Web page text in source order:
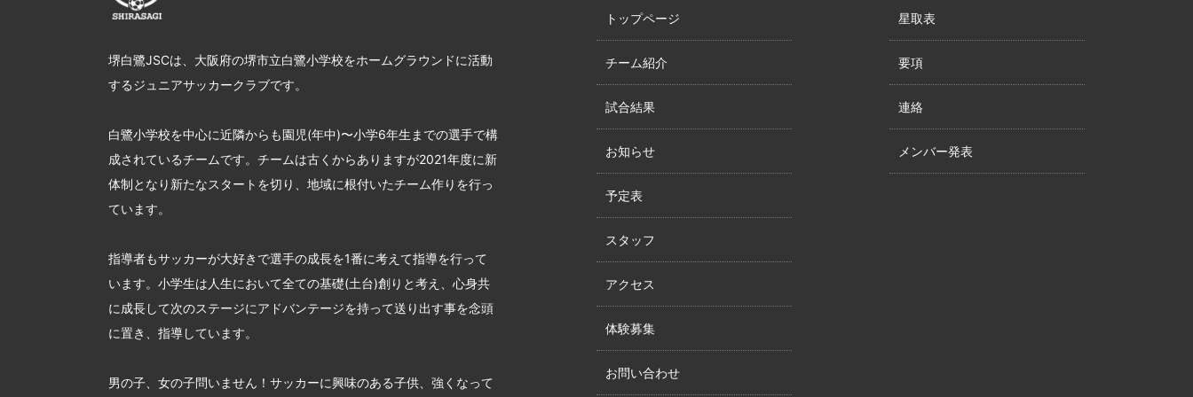
堺白鷺JSCは、大阪府の堺市立白鷺小学校をホームグラウンドに活動
するジュニアサッカークラブです。
白鷺小学校を中心に近隣からも園児(年中)〜小学6年生までの選手で構
成されているチームです。チームは古くからありますが2021年度に新
体制となり新たなスタートを切り、地域に根付いたチーム作りを行っ
ています。
指導者もサッカーが大好きで選手の成長を1番に考えて指導を行って
います。小学生は人生において全ての基礎(土台)創りと考え、心身共
に成長して次のステージにアドバンテージを持って送り出す事を念頭
に置き、指導しています。
男の子、女の子問いません！サッカーに興味のある子供、強くなって
トップページ
チーム紹介
試合結果
お知らせ
予定表
スタッフ
アクセス
体験募集
お問い合わせ
星取表
要項
連絡
メンバー発表